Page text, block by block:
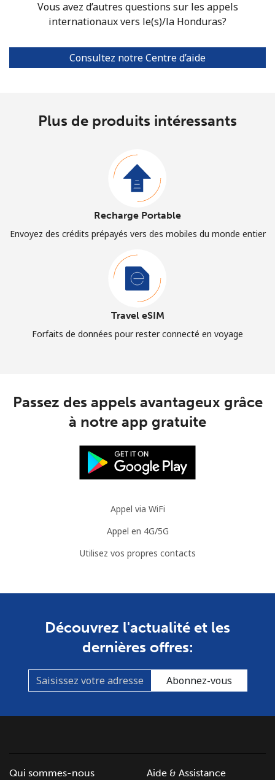
Vous avez d’autres questions sur les appels
internationaux vers le(s)/la Honduras?
Consultez notre Centre d’aide
Plus de produits intéressants
Recharge Portable
Envoyez des crédits prépayés vers des mobiles du monde entier
Travel eSIM
Forfaits de données pour rester connecté en voyage
Passez des appels avantageux grâce
à notre app gratuite
Appel via WiFi
Appel en 4G/5G
Utilisez vos propres contacts
Découvrez l'actualité et les
dernières offres:
Abonnez-vous
Qui sommes-nous
Aide & Assistance